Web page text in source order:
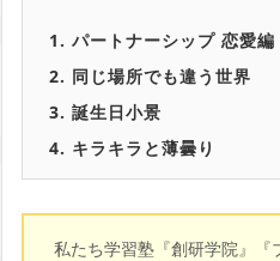
1. パートナーシップ 恋愛編
2. 同じ場所でも違う世界
3. 誕生日小景
4. キラキラと薄曇り
私たち学習塾『創研学院』『